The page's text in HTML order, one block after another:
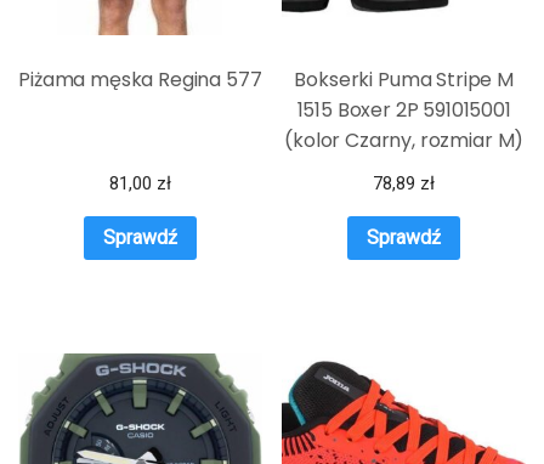
Piżama męska Regina 577
81,00 zł
Sprawdź
Bokserki Puma Stripe M
1515 Boxer 2P 591015001
(kolor Czarny, rozmiar M)
78,89 zł
Sprawdź